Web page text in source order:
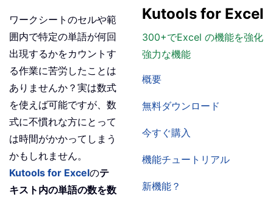
Kutools for Excel
300+でExcel の機能を強化
強力な機能
概要
無料ダウンロード
今すぐ購入
機能チュートリアル
新機能？
ワークシートのセルや範
囲内で特定の単語が何回
出現するかをカウントす
る作業に苦労したことは
ありませんか？実は数式
を使えば可能ですが、数
式に不慣れな方にとって
は時間がかかってしまう
かもしれません。
Kutools for Excelのテ
キスト内の単語の数を数